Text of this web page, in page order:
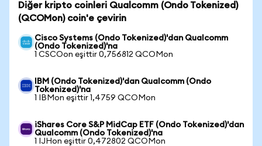
Diğer kripto coinleri Qualcomm (Ondo Tokenized)
(QCOMon) coin'e çevirin
Cisco Systems (Ondo Tokenized)'dan Qualcomm
(Ondo Tokenized)'na
1 CSCOon eşittir 0,756812 QCOMon
IBM (Ondo Tokenized)'dan Qualcomm (Ondo
Tokenized)'na
1 IBMon eşittir 1,4759 QCOMon
iShares Core S&P MidCap ETF (Ondo Tokenized)'dan
Qualcomm (Ondo Tokenized)'na
1 IJHon eşittir 0,472802 QCOMon